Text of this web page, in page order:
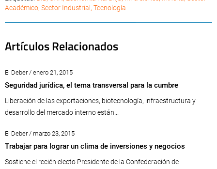
Académico, Sector Industrial , Tecnología
Artículos Relacionados
El Deber / enero 21, 2015
Seguridad jurídica, el tema transversal para la cumbre
Liberación de las exportaciones, biotecnología, infraestructura y
desarrollo del mercado interno están...
El Deber / marzo 23, 2015
Trabajar para lograr un clima de inversiones y negocios
Sostiene el recién electo Presidente de la Confederación de